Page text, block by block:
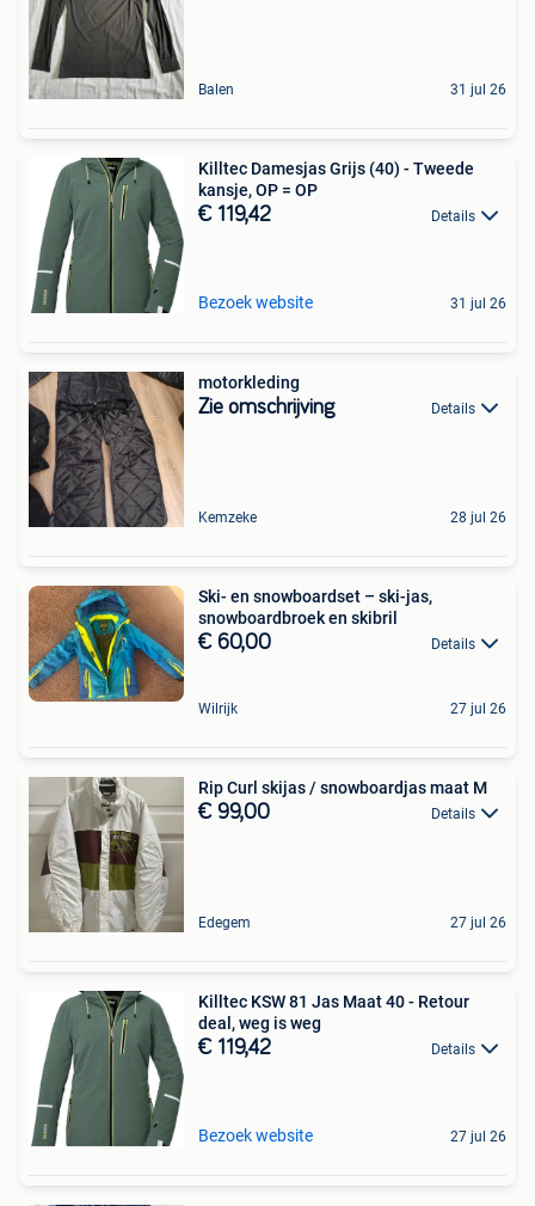
Balen 31 jul 26
Killtec Damesjas Grijs (40) - Tweede
kansje, OP = OP
€ 119,42 Details
Bezoek website 31 jul 26
motorkleding
Zie omschrijving Details
Kemzeke 28 jul 26
Ski- en snowboardset – ski-jas,
snowboardbroek en skibril
€ 60,00 Details
Wilrijk 27 jul 26
Rip Curl skijas / snowboardjas maat M
€ 99,00 Details
Edegem 27 jul 26
Killtec KSW 81 Jas Maat 40 - Retour
deal, weg is weg
€ 119,42 Details
Bezoek website 27 jul 26